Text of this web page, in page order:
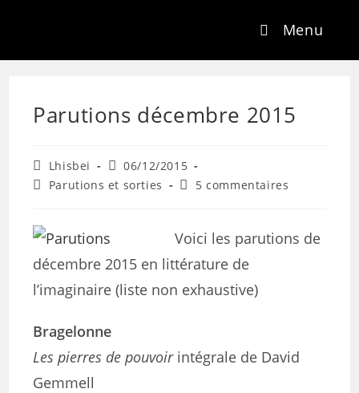
Menu
Parutions décembre 2015
Lhisbei
06/12/2015
Parutions et sorties
5 commentaires
Voici les parutions de
décembre 2015 en littérature de
l’imaginaire (liste non exhaustive)
Bragelonne
Les pierres de pouvoirintégrale de David
Gemmell